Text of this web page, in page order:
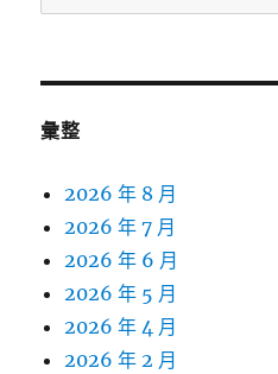
尋
鍵
彙整
2026 年 8 月
2026 年 7 月
2026 年 6 月
2026 年 5 月
2026 年 4 月
2026 年 2 月